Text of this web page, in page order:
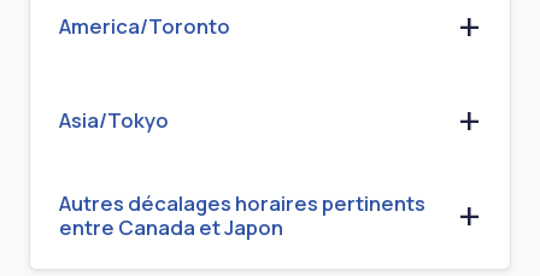
America/Toronto
Asia/Tokyo
Autres décalages horaires pertinents
entre Canada et Japon